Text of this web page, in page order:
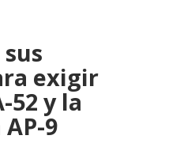
exigir
52 y la
9